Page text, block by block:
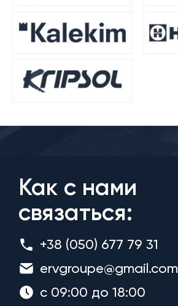
Как с нами
связаться:
+38 (050) 677 79 31
ervgroupe@gmail.com
с 09:00 до 18:00